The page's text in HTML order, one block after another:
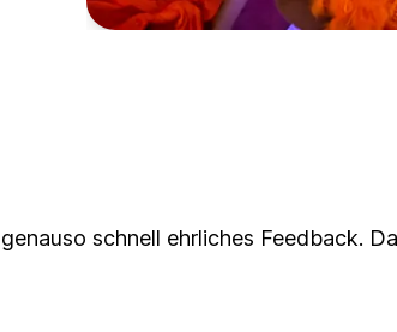
schnell ehrliches Feedback.